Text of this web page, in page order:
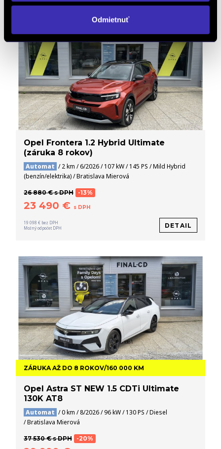
Odmietnuť
Opel Frontera 1.2 Hybrid Ultimate
(záruka 8 rokov)
Automat / 2 km / 6/2026 / 107 kW / 145 PS / Mild Hybrid
(benzín/elektrika) / Bratislava Mierová
26 880 € s DPH -13%
23 490 € s DPH
19 098 € bez DPH
Možný odpočet DPH
DETAIL
ZÁRUKA AŽ DO 8 ROKOV/160 000 KM
Opel Astra ST NEW 1.5 CDTi Ultimate
130K AT8
Automat / 0 km / 8/2026 / 96 kW / 130 PS / Diesel
/ Bratislava Mierová
37 530 € s DPH -20%